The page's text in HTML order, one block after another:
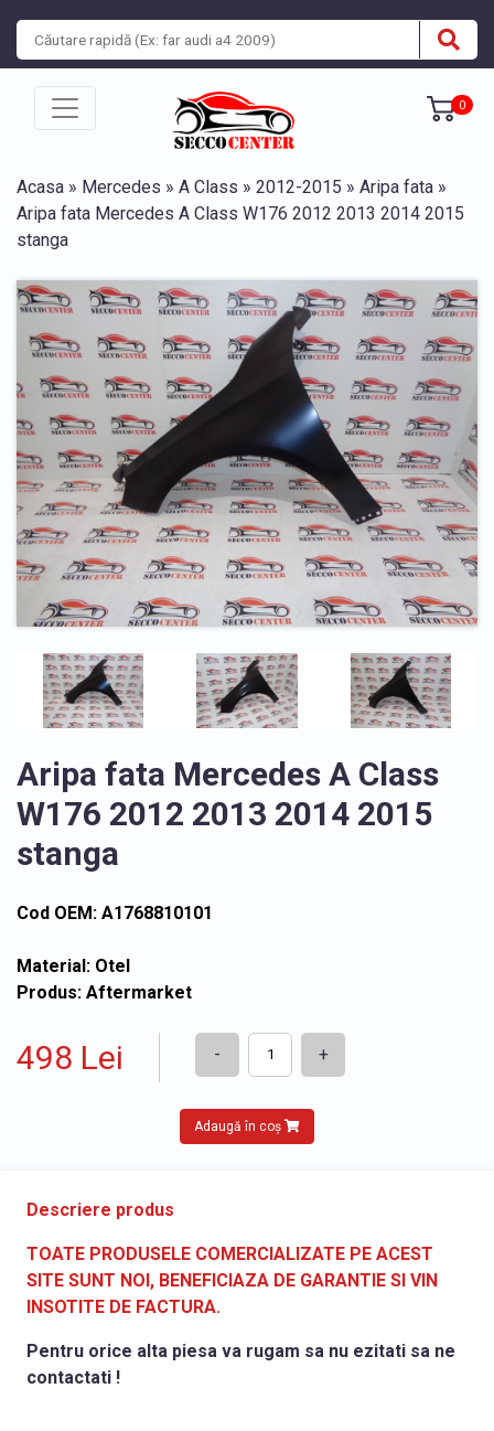
0
Acasa » Mercedes » A Class » 2012-2015 » Aripa fata »
Aripa fata Mercedes A Class W176 2012 2013 2014 2015
stanga
Aripa fata Mercedes A Class
W176 2012 2013 2014 2015
stanga
Cod OEM: A1768810101
Material: Otel
Produs: Aftermarket
498 Lei - +
Adaugă în coș
Descriere produs
TOATE PRODUSELE COMERCIALIZATE PE ACEST
SITE SUNT NOI, BENEFICIAZA DE GARANTIE SI VIN
INSOTITE DE FACTURA.
Pentru orice alta piesa va rugam sa nu ezitati sa ne
contactati !